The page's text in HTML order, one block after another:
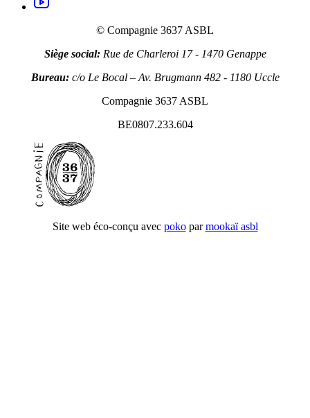
© Compagnie 3637 ASBL
Siège social:Rue de Charleroi 17 - 1470 Genappe
Bureau:c/o Le Bocal – Av. Brugmann 482 - 1180 Uccle
Compagnie 3637 ASBL
BE0807.233.604
Site web éco-conçu avec pokoparmookaï asbl